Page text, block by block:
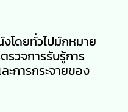
โดยทั่วไปมักหมาย
วจการรับรู้การ
การกระจายของ